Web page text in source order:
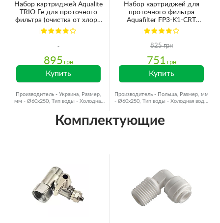
Набор картриджей Aqualite
TRIO Fe для проточного
фильтра (очистка от хлора,
органики, железа и
смягчение)
895 грн
Купить
Производитель - Украина, Размер,
мм - Ø60x250, Тип воды - Холодная
Набор картриджей для
проточного фильтра
Aquafilter FP3-K1-CRT
Ø70x250мм 45°C
(механическая очистка,
умягчение удаление железа)
825 грн
751 грн
Купить
Производитель - Польша, Размер, мм
- Ø60x250, Тип воды - Холодная вода,
Комплектующие